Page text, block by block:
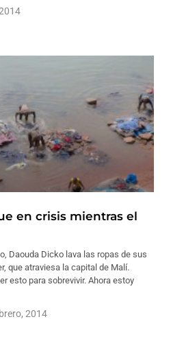
en crisis mientras el
Daouda Dicko lava las ropas de sus
que atraviesa la capital de Malí.
esto para sobrevivir. Ahora estoy
2014